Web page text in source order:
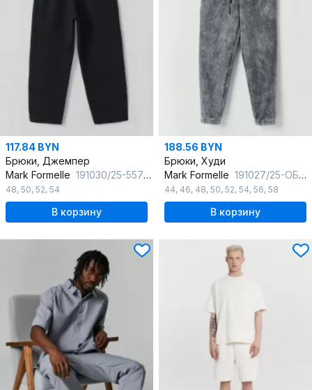
117.84 BYN
Брюки, Джемпер
Mark Formelle 191030/25-5575Ц-2 черный
48, 50, 52, 54
В корзину
188.56 BYN
Брюки, Худи
Mark Formelle 191027/25-ОБР5896П-7П ACID_WASH_графит1_009.2_Эйсид_007_Энзим
44, 46, 48, 50, 52, 54, 56, 58
В корзину